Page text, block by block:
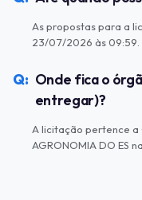
As propostas para a
23/07/2026 às 09:59.
Onde fica o
entregar)?
A licitação pertence a
AGRONOMIA DO ES